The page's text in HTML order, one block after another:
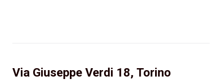
Via Giuseppe Verdi 18, Torino